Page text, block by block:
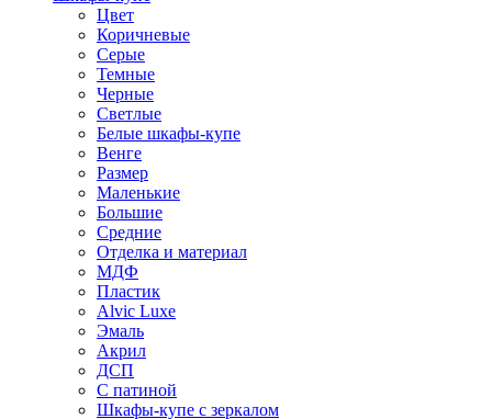
Цвет
Коричневые
Серые
Темные
Черные
Светлые
Белые шкафы-купе
Венге
Размер
Маленькие
Большие
Средние
Отделка и материал
МДФ
Пластик
Alvic Luxe
Эмаль
Акрил
ДСП
С патиной
Шкафы-купе с зеркалом